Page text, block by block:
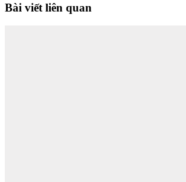
Bài viết liên quan